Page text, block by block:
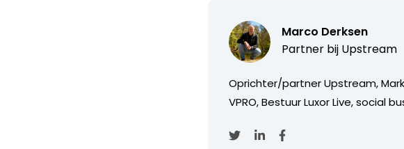
Marco Derksen
Partner bij Upstream
Oprichter/partner Upstream,
VPRO, Bestuur Luxor Live, social